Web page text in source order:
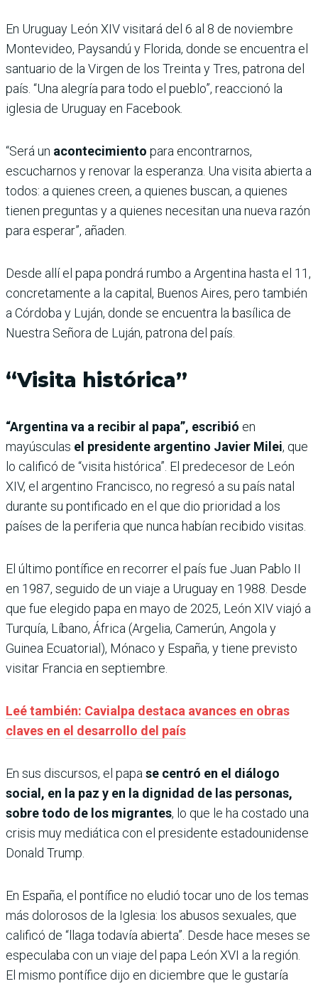
En Uruguay León XIV visitará del 6 al 8 de noviembre
Montevideo, Paysandú y Florida, donde se encuentra el
santuario de la Virgen de los Treinta y Tres, patrona del
país. “Una alegría para todo el pueblo”, reaccionó la
iglesia de Uruguay en Facebook.
“Será un acontecimiento para encontrarnos,
escucharnos y renovar la esperanza. Una visita abierta a
todos: a quienes creen, a quienes buscan, a quienes
tienen preguntas y a quienes necesitan una nueva razón
para esperar”, añaden.
Desde allí el papa pondrá rumbo a Argentina hasta el 11,
concretamente a la capital, Buenos Aires, pero también
a Córdoba y Luján, donde se encuentra la basílica de
Nuestra Señora de Luján, patrona del país.
“Visita histórica”
“Argentina va a recibir al papa”, escribió en
mayúsculas el presidente argentino Javier Milei, que
lo calificó de “visita histórica”. El predecesor de León
XIV, el argentino Francisco, no regresó a su país natal
durante su pontificado en el que dio prioridad a los
países de la periferia que nunca habían recibido visitas.
El último pontífice en recorrer el país fue Juan Pablo II
en 1987, seguido de un viaje a Uruguay en 1988. Desde
que fue elegido papa en mayo de 2025, León XIV viajó a
Turquía, Líbano, África (Argelia, Camerún, Angola y
Guinea Ecuatorial), Mónaco y España, y tiene previsto
visitar Francia en septiembre.
Leé también: Cavialpa destaca avances en obras
claves en el desarrollo del país
En sus discursos, el papa se centró en el diálogo
social, en la paz y en la dignidad de las personas,
sobre todo de los migrantes, lo que le ha costado una
crisis muy mediática con el presidente estadounidense
Donald Trump.
En España, el pontífice no eludió tocar uno de los temas
más dolorosos de la Iglesia: los abusos sexuales, que
calificó de “llaga todavía abierta”. Desde hace meses se
especulaba con un viaje del papa León XVI a la región.
El mismo pontífice dijo en diciembre que le gustaría